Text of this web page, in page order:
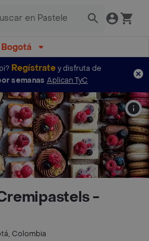
Bogotá
Regístratey disfruta de
semanas Aplican TyC
-
Colombia